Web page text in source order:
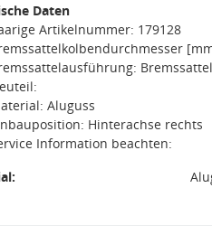
Daten
Artikelnummer: 179128
Aluguss
Hinterachse rechts
Information beachten: